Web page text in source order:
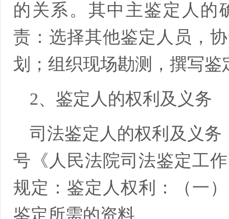
的关系。其中主鉴定人的
责：选择其他鉴定人员，
划；组织现场勘测，撰写鉴
2、鉴定人的权利及义务
司法鉴定人的权利及义务
号《人民法院司法鉴定工
规定：鉴定人权利：（一
鉴定所需的资料